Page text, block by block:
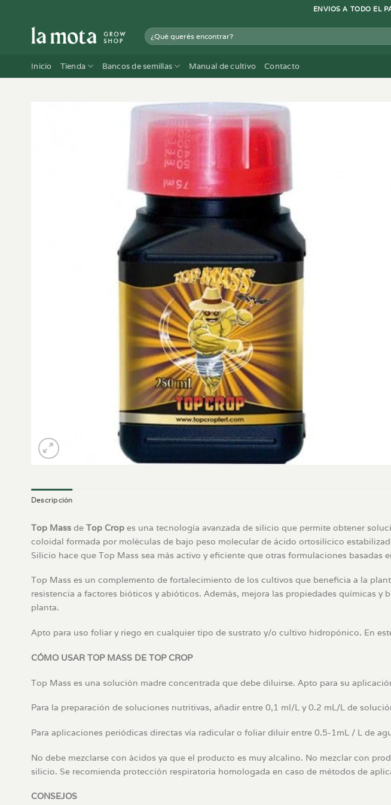
contenido
ENVIOS A TODO EL
Buscar
por:
Inicio Tienda Bancos de semillas Manual de cultivo Contacto
Descripción
Top Mass de Top Crop es una tecnología avanzada de silicio que permite obtener
coloidal formada por moléculas de bajo peso molecular de ácido ortosilícico
Silicio hace que Top Mass sea más activo y eficiente que otras formulaciones basadas
Top Mass es un complemento de fortalecimiento de los cultivos que beneficia a la
resistencia a factores bióticos y abióticos. Además, mejora las propiedades químicas
planta.
Apto para uso foliar y riego en cualquier tipo de sustrato y/o cultivo hidropónico. En
CÓMO USAR TOP MASS DE TOP CROP
Top Mass es una solución madre concentrada que debe diluirse. Apto para su
Para la preparación de soluciones nutritivas, añadir entre 0,1 ml/L y 0.2 mL/L de
Para aplicaciones periódicas directas vía radicular o foliar diluir entre 0.5-1mL / L de
No debe mezclarse con ácidos ya que el producto es muy alcalino. No mezclar con
silicio. Se recomienda protección respiratoria homologada en caso de métodos de
CONSEJOS